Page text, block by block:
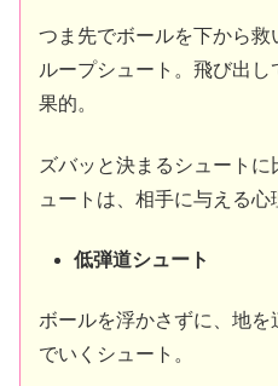
つま先でボールを下から救
ループシュート。飛び出
果的。
ズバッと決まるシュート
ュートは、相手に与える心
低弾道シュート
ボールを浮かさずに、地
でいくシュート。